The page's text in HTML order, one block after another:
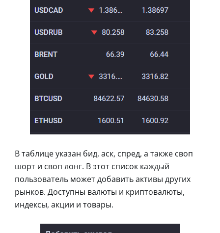
В таблице указан бид, аск, спред, а также своп
шорт и своп лонг. В этот список каждый
пользователь может добавить активы других
рынков. Доступны валюты и криптовалюты,
индексы, акции и товары.